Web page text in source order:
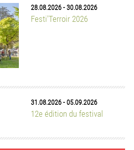
structures membres
de la Ciguë (septembre